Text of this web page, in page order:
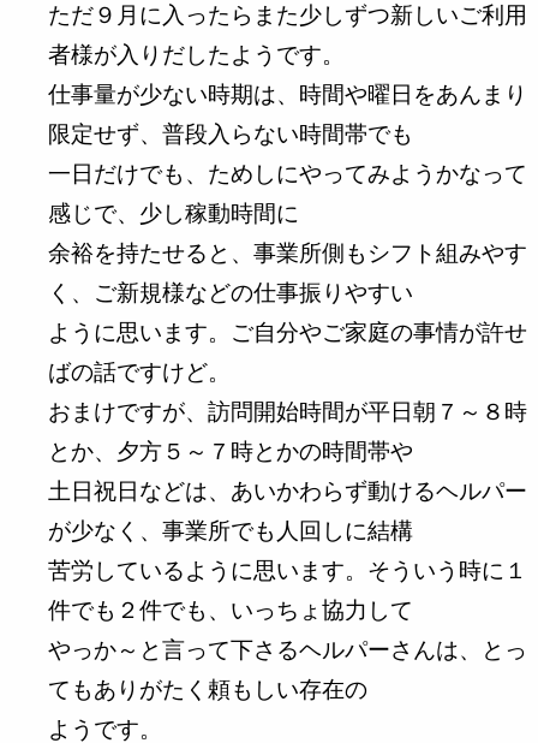
ただ９月に入ったらまた少しずつ新しいご利用
者様が入りだしたようです。
仕事量が少ない時期は、時間や曜日をあんまり
限定せず、普段入らない時間帯でも
一日だけでも、ためしにやってみようかなって
感じで、少し稼動時間に
余裕を持たせると、事業所側もシフト組みやす
く、ご新規様などの仕事振りやすい
ように思います。ご自分やご家庭の事情が許せ
ばの話ですけど。
おまけですが、訪問開始時間が平日朝７～８時
とか、夕方５～７時とかの時間帯や
土日祝日などは、あいかわらず動けるヘルパー
が少なく、事業所でも人回しに結構
苦労しているように思います。そういう時に１
件でも２件でも、いっちょ協力して
やっか～と言って下さるヘルパーさんは、とっ
てもありがたく頼もしい存在の
ようです。